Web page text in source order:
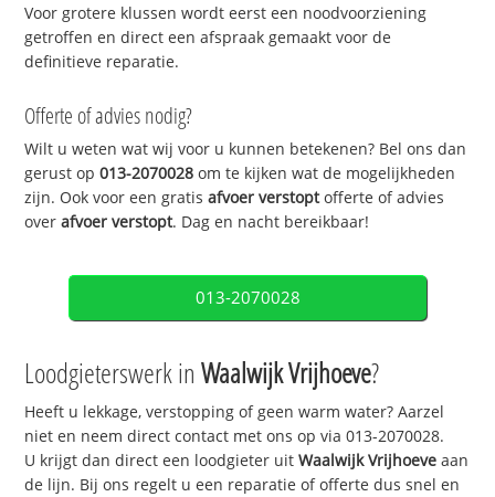
Voor grotere klussen wordt eerst een noodvoorziening
getroffen en direct een afspraak gemaakt voor de
definitieve reparatie.
Offerte of advies nodig?
Wilt u weten wat wij voor u kunnen betekenen? Bel ons dan
gerust op013-2070028 om te kijken wat de mogelijkheden
zijn. Ook voor een gratisafvoer verstoptofferte of advies
overafvoer verstopt. Dag en nacht bereikbaar!
013-2070028
Loodgieterswerk inWaalwijk Vrijhoeve?
Heeft u lekkage, verstopping of geen warm water? Aarzel
niet en neem direct contact met ons op via 013-2070028.
U krijgt dan direct een loodgieter uitWaalwijk Vrijhoeve aan
de lijn. Bij ons regelt u een reparatie of offerte dus snel en